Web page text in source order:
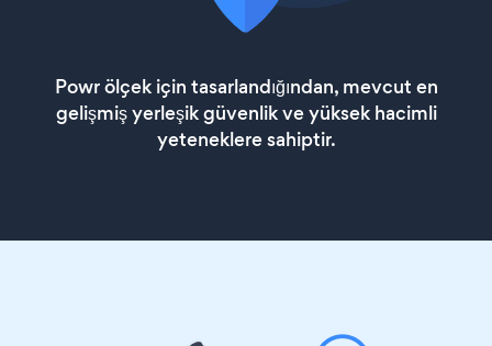
Powr ölçek için tasarlandığından, mevcut en
gelişmiş yerleşik güvenlik ve yüksek hacimli
yeteneklere sahiptir.